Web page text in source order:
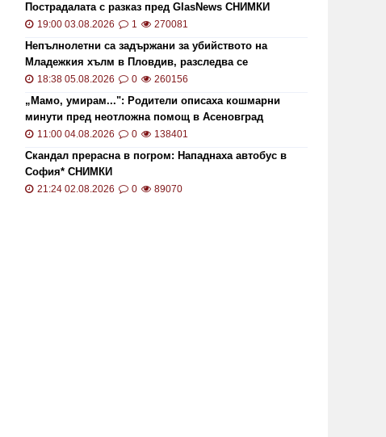
Пострадалата с разказ пред GlasNews СНИМКИ
19:00 03.08.2026 1 270081
Непълнолетни са задържани за убийството на
Младежкия хълм в Пловдив, разследва се
хомофобски мотив
18:38 05.08.2026 0 260156
„Мамо, умирам...": Родители описаха кошмарни
минути пред неотложна помощ в Асеновград
11:00 04.08.2026 0 138401
Скандал прерасна в погром: Нападнаха автобус в
София* СНИМКИ
21:24 02.08.2026 0 89070